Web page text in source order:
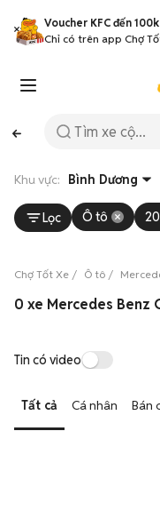
Voucher KFC đến 100k
Chỉ có trên app Chợ
Khu vực: Bình Dương
Lọc Ô tô
Chợ Tốt Xe Ô tô
Tin có video
Tất cả Cá nhân Bán